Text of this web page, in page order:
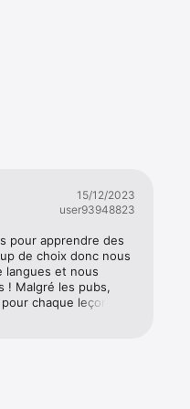
15/12/2023
user93948823
pour apprendre des
de choix donc nous
langues et nous
! Malgré les pubs,
chaque leçon on